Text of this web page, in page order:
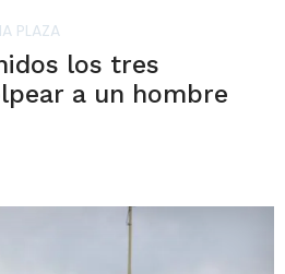
PLAZA
los tres
a un hombre